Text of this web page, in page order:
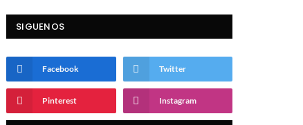
SIGUENOS
Facebook Twitter
Pinterest Instagram